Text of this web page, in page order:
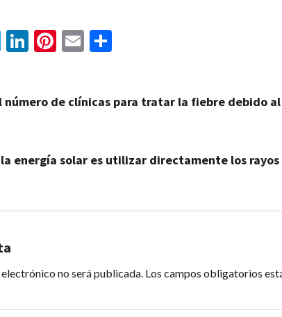
Twitter
LinkedIn
Pinterest
Email
número de clínicas para tratar la fiebre debido
energía solar es utilizar directamente los
no será publicada. Los campos obligatorios